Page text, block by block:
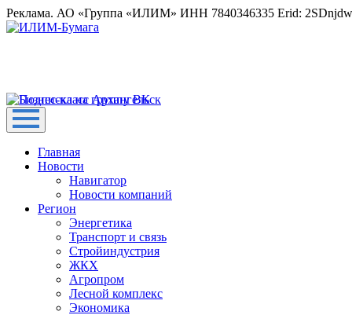
Реклама. АО «Группа «ИЛИМ» ИНН 7840346335 Erid:
Главная
Новости
Навигатор
Новости компаний
Регион
Энергетика
Транспорт и связь
Стройиндустрия
ЖКХ
Агропром
Лесной комплекс
Экономика